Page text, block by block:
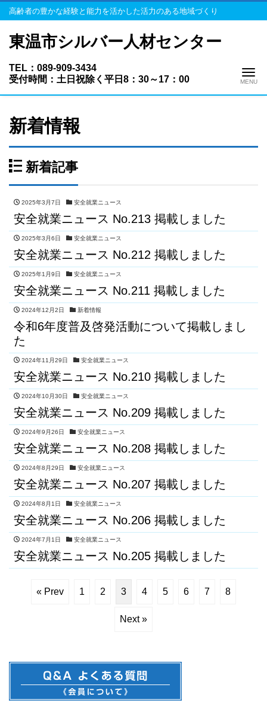
高齢者の豊かな経験と能力を活かした活力のある地域づくり
東温市シルバー人材センター
TEL：089-909-3434
受付時間：土日祝除く平日8：30～17：00
新着情報
新着記事
2025年3月7日 安全就業ニュース
安全就業ニュース No.213 掲載しました
2025年3月6日 安全就業ニュース
安全就業ニュース No.212 掲載しました
2025年1月9日 安全就業ニュース
安全就業ニュース No.211 掲載しました
2024年12月2日 新着情報
令和6年度普及啓発活動について掲載しまし
た
2024年11月29日 安全就業ニュース
安全就業ニュース No.210 掲載しました
2024年10月30日 安全就業ニュース
安全就業ニュース No.209 掲載しました
2024年9月26日 安全就業ニュース
安全就業ニュース No.208 掲載しました
2024年8月29日 安全就業ニュース
安全就業ニュース No.207 掲載しました
2024年8月1日 安全就業ニュース
安全就業ニュース No.206 掲載しました
2024年7月1日 安全就業ニュース
安全就業ニュース No.205 掲載しました
« Prev 1 2 3 4 5 6 7 8
Next »